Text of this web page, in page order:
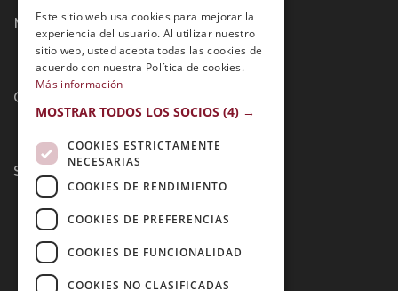
Métodos de Pago:
Contacto:
Síguenos:
Este sitio web usa cookies para mejorar la
experiencia del usuario. Al utilizar nuestro
sitio web, usted acepta todas las cookies de
acuerdo con nuestra Política de cookies.
Más información
MOSTRAR TODOS LOS SOCIOS (4) →
COOKIES ESTRICTAMENTE
NECESARIAS
COOKIES DE RENDIMIENTO
COOKIES DE PREFERENCIAS
COOKIES DE FUNCIONALIDAD
COOKIES NO CLASIFICADAS